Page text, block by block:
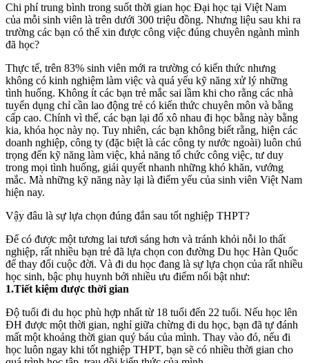
Chi phí trung bình trong suốt thời gian học Đại học tại Việt Nam
của mỗi sinh viên là trên dưới 300 triệu đồng. Nhưng liệu sau khi ra
trường các bạn có thể xin được công việc đúng chuyên ngành mình
đã học?
Thực tế, trên 83% sinh viên mới ra trường có kiến thức nhưng
không có kinh nghiệm làm việc và quá yếu kỹ năng xử lý những
tình huống. Không ít các bạn trẻ mắc sai lầm khi cho rằng các nhà
tuyển dụng chỉ cần lao động trẻ có kiến thức chuyên môn và bằng
cấp cao. Chính vì thế, các bạn lại đổ xô nhau đi học bằng này bằng
kia, khóa học này nọ. Tuy nhiên, các bạn không biết rằng, hiện các
doanh nghiệp, công ty (đặc biệt là các công ty nước ngoài) luôn chú
trọng đến kỹ năng làm việc, khả năng tổ chức công việc, tư duy
trong mọi tình huống, giải quyết nhanh những khó khăn, vướng
mắc. Mà những kỹ năng này lại là điểm yếu của sinh viên Việt Nam
hiện nay.
Vậy đâu là sự lựa chọn đúng đắn sau tốt nghiệp THPT?
Để có được một tương lai tươi sáng hơn và tránh khỏi nỗi lo thất
nghiệp, rất nhiều bạn trẻ đã lựa chọn con đường Du học Hàn Quốc
để thay đổi cuộc đời. Và đi du học đang là sự lựa chọn của rất nhiều
học sinh, bậc phụ huynh bởi nhiều ưu điểm nổi bật như:
1.Tiết kiệm được thời gian
Độ tuổi đi du học phù hợp nhất từ 18 tuổi đến 22 tuổi. Nếu học lên
ĐH được một thời gian, nghỉ giữa chừng đi du học, bạn đã tự đánh
mất một khoảng thời gian quý báu của mình. Thay vào đó, nếu đi
học luôn ngay khi tốt nghiệp THPT, bạn sẽ có nhiều thời gian cho